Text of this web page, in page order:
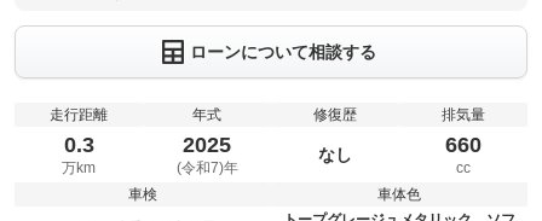
ローンについて相談する
走行距離
0.3
万km
年式
2025
(令和7)年
修復歴
なし
排気量
660
cc
車検
車体色